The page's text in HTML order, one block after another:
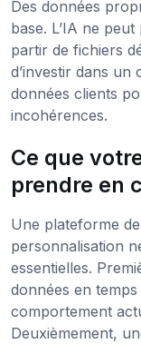
Des données
base. L’IA ne
partir de fichiers
d’investir dans un
données clients
incohérences.
Ce que
prendre en
Une plateforme
personnalisation
essentielles.
données en
comportement
Deuxièmement,